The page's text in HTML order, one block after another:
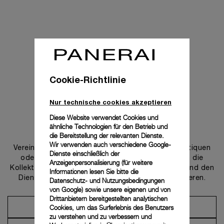
Uns kontaktieren
Vereinbaren Sie einen Termin in einer unserer Boutiquen
oder wenden Sie sich an unseren Concierge, um die
Kollektionen zu entdecken und von der Beratung und den
Dienstleistungen unserer Botschafter zu profitieren.
Einen Termin vereinbaren
Cookie-Richtlinie
Nur technische cookies akzeptieren
Diese Website verwendet Cookies und
ähnliche Technologien für den Betrieb und
die Bereitstellung der relevanten Dienste.
Wir verwenden auch verschiedene Google-
Dienste einschließlich der
Anzeigenpersonalisierung (für weitere
Informationen lesen Sie bitte die
Datenschutz- und Nutzungsbedingungen
von Google) sowie unsere eigenen und von
Drittanbietern bereitgestellten analytischen
Cookies, um das Surferlebnis des Benutzers
zu verstehen und zu verbessern und